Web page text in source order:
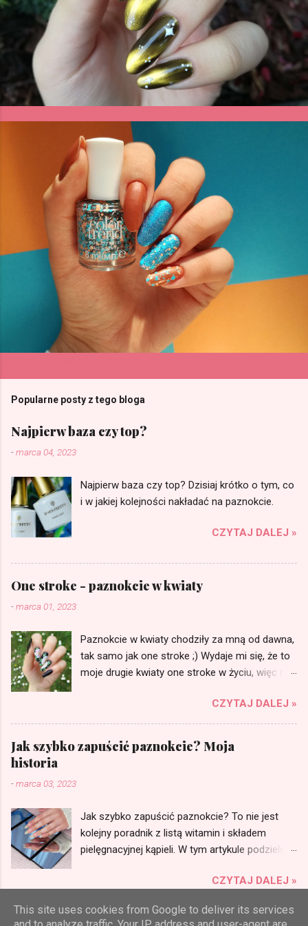
Popularne posty z tego bloga
Najpierw baza czy top?
-marca 04, 2023
Najpierw baza czy top? Dzisiaj krótko o tym, co
i w jakiej kolejności nakładać na paznokcie.
CZYTAJ DALEJ »
One stroke - paznokcie w kwiaty
-marca 01, 2023
Paznokcie w kwiaty chodziły za mną od dawna,
tak samo jak one stroke ;) Wydaje mi się, że to
moje drugie kwiaty one stroke w życiu, więc na
CZYTAJ DALEJ »
Jak szybko zapuścić paznokcie? Moja
historia
-marca 03, 2023
Jak szybko zapuścić paznokcie? To nie jest
kolejny poradnik z listą witamin i składem
pielęgnacyjnej kąpieli. W tym artykule podzielę
przez lata noszenia bardzo długich naturalnych
Zapraszam na moją historię, porady, sposoby
CZYTAJ DALEJ »
This site uses cookies from Google to deliver its services